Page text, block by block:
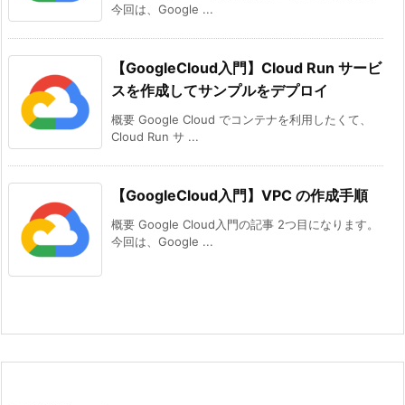
今回は、Google ...
【GoogleCloud入門】Cloud Run サービ
スを作成してサンプルをデプロイ
概要 Google Cloud でコンテナを利用したくて、
Cloud Run サ ...
【GoogleCloud入門】VPC の作成手順
概要 Google Cloud入門の記事 2つ目になります。
今回は、Google ...